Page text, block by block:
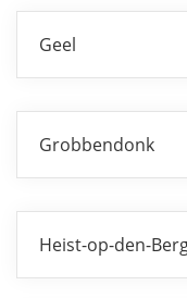
Geel
Grobbendonk
Heist-op-den-